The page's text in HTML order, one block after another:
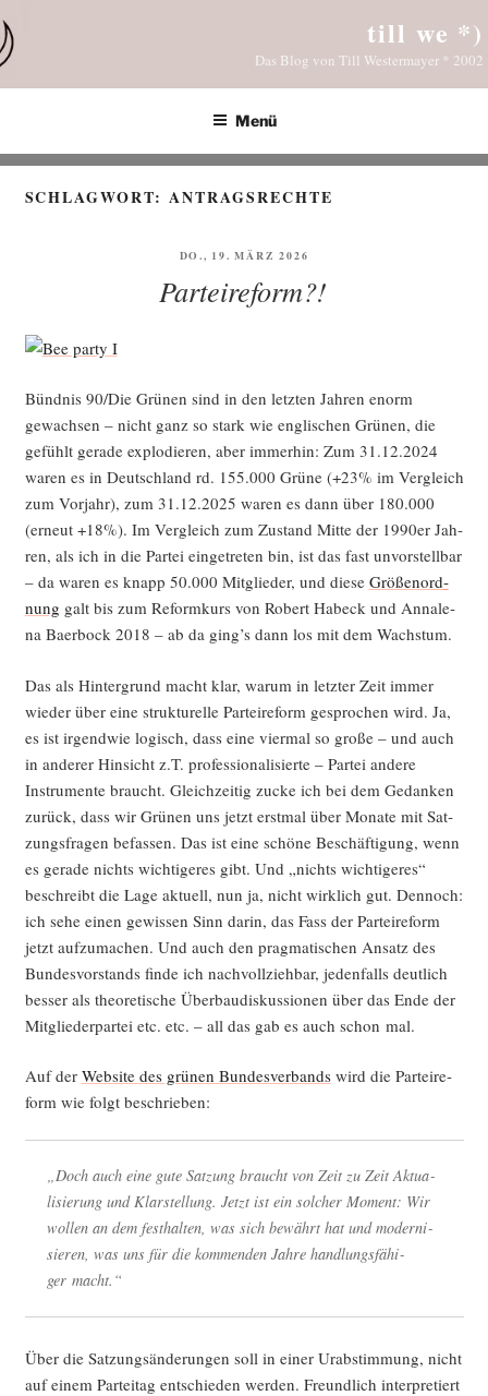
Inhalt
springen
till we *)
Das Blog von Till Westermayer * 2002
Menü
SCHLAGWORT:ANTRAGSRECHTE
VERÖFFENTLICHT
DO., 19. MÄRZ 2026
Parteireform?!
Bünd­nis 90/Die Grü­nen sind in den letz­ten Jah­ren enorm
gewach­sen – nicht ganz so stark wie eng­li­schen Grü­nen, die
gefühlt gera­de explo­die­ren, aber immer­hin: Zum 31.12.2024
waren es in Deutsch­land rd. 155.000 Grü­ne (+23% im Ver­gleich
zum Vor­jahr), zum 31.12.2025 waren es dann über 180.000
(erneut +18%). Im Ver­gleich zum Zustand Mit­te der 1990er Jah­
ren, als ich in die Par­tei ein­ge­tre­ten bin, ist das fast unvor­stell­bar
– da waren es knapp 50.000 Mit­glie­der, und die­se Grö­ßen­ord­
nung galt bis zum Reform­kurs von Robert Habeck und Anna­le­
na Baer­bock 2018 – ab da ging’s dann los mit dem Wachstum.
Das als Hin­ter­grund macht klar, war­um in letz­ter Zeit immer
wie­der über eine struk­tu­rel­le Par­tei­re­form gespro­chen wird. Ja,
es ist irgend­wie logisch, dass eine vier­mal so gro­ße – und auch
in ande­rer Hin­sicht z.T. pro­fes­sio­na­li­sier­te – Par­tei ande­re
Instru­men­te braucht. Gleich­zei­tig zucke ich bei dem Gedan­ken
zurück, dass wir Grü­nen uns jetzt erst­mal über Mona­te mit Sat­
zungs­fra­gen befas­sen. Das ist eine schö­ne Beschäf­ti­gung, wenn
es gera­de nichts wich­ti­ge­res gibt. Und „nichts wich­ti­ge­res“
beschreibt die Lage aktu­ell, nun ja, nicht wirk­lich gut. Den­noch:
ich sehe einen gewis­sen Sinn dar­in, das Fass der Par­tei­re­form
jetzt auf­zu­ma­chen. Und auch den prag­ma­ti­schen Ansatz des
Bun­des­vor­stands fin­de ich nach­voll­zieh­bar, jeden­falls deut­lich
bes­ser als theo­re­ti­sche Über­bau­dis­kus­sio­nen über das Ende der
Mit­glie­der­par­tei etc. etc. – all das gab es auch schon mal.
Auf der Web­site des grü­nen Bun­des­ver­bandswird die Par­tei­re­
form wie folgt beschrieben:
„Doch auch eine gute Sat­zung braucht von Zeit zu Zeit Aktua­
li­sie­rung und Klar­stel­lung. Jetzt ist ein sol­cher Moment: Wir
wol­len an dem fest­hal­ten, was sich bewährt hat und moder­ni­
sie­ren, was uns für die kom­men­den Jah­re hand­lungs­fä­hi­
ger macht.“
Über die Sat­zungs­än­de­run­gen soll in einer Urab­stim­mung, nicht
auf einem Par­tei­tag ent­schie­den wer­den. Freund­lich inter­pre­tiert